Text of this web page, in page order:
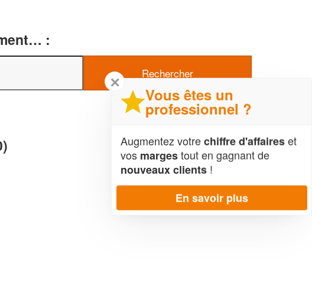
:
✕
Vous êtes un
professionnel ?
Augmentez votrechiffre d'affaireset
vos margestout en gagnant de
nouveaux clients !
En savoir plus